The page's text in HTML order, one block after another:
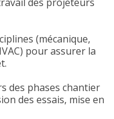
(mécanique,
pour assurer la
des phases chantier
des essais, mise en